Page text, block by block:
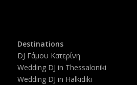
Destinations
DJ Γάμου Κατερίνη
Wedding DJ in Thessaloniki
Wedding DJ in Halkidiki